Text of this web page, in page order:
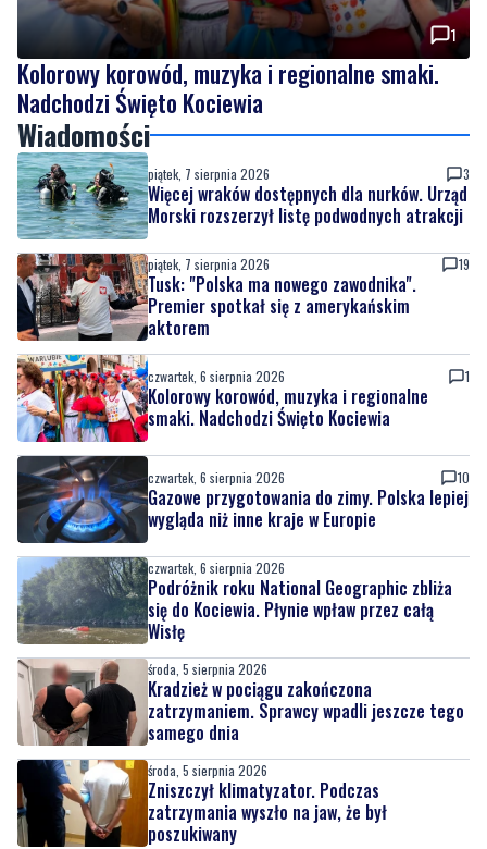
1
Kolorowy korowód, muzyka i regionalne smaki.
Nadchodzi Święto Kociewia
Wiadomości
piątek, 7 sierpnia 2026 3
Więcej wraków dostępnych dla nurków. Urząd
Morski rozszerzył listę podwodnych atrakcji
piątek, 7 sierpnia 2026 19
Tusk: "Polska ma nowego zawodnika".
Premier spotkał się z amerykańskim
aktorem
czwartek, 6 sierpnia 2026 1
Kolorowy korowód, muzyka i regionalne
smaki. Nadchodzi Święto Kociewia
czwartek, 6 sierpnia 2026 10
Gazowe przygotowania do zimy. Polska lepiej
wygląda niż inne kraje w Europie
czwartek, 6 sierpnia 2026
Podróżnik roku National Geographic zbliża
się do Kociewia. Płynie wpław przez całą
Wisłę
środa, 5 sierpnia 2026
Kradzież w pociągu zakończona
zatrzymaniem. Sprawcy wpadli jeszcze tego
samego dnia
środa, 5 sierpnia 2026
Zniszczył klimatyzator. Podczas
zatrzymania wyszło na jaw, że był
poszukiwany